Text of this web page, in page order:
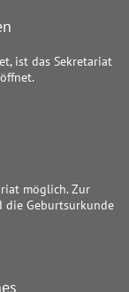
ist das Sekretariat
möglich. Zur
die Geburtsurkunde